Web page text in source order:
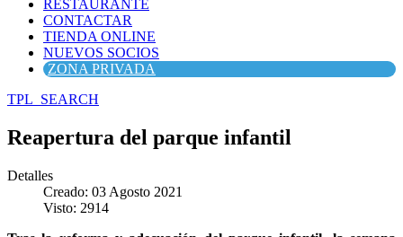
RESTAURANTE
CONTACTAR
TIENDA ONLINE
NUEVOS SOCIOS
ZONA PRIVADA
TPL_SEARCH
Reapertura del parque infantil
Detalles
Creado: 03 Agosto 2021
Visto: 2914